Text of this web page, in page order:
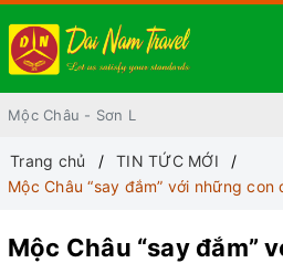
Trang chủ
TIN TỨC MỚI
Mộc Châu “say đắm” với những con
Mộc Châu “say đắm”